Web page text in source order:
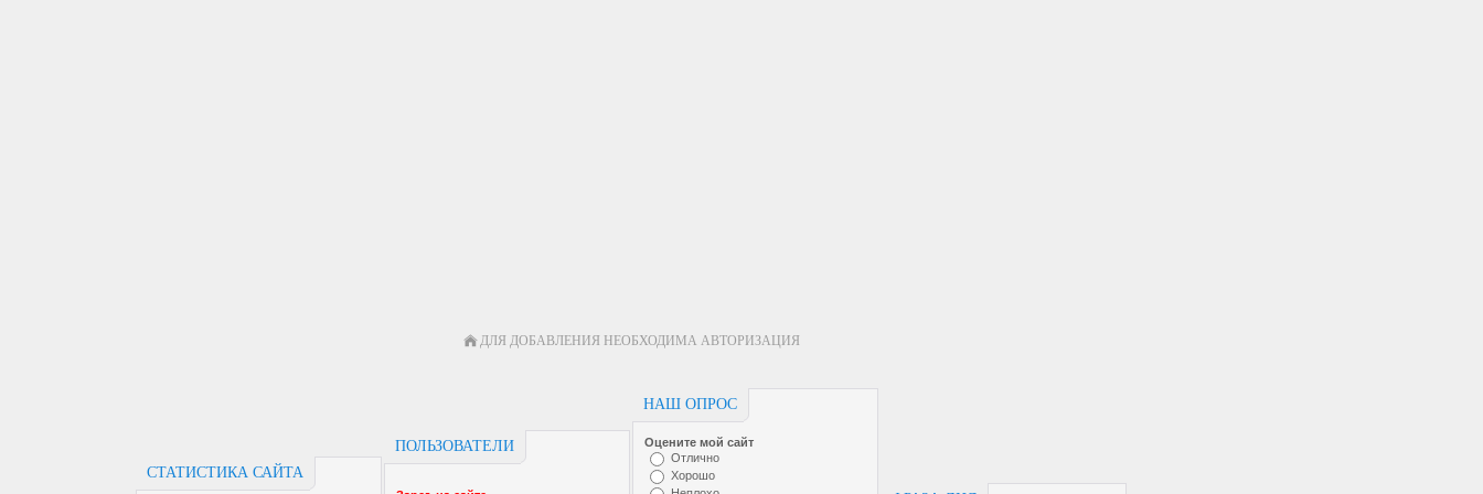
ДЛЯ ДОБАВЛЕНИЯ НЕОБХОДИМА АВТОРИЗАЦИЯ
СТАТИСТИКА САЙТА
ПОЛЬЗОВАТЕЛИ
НАШ ОПРОС
Оцените мой сайт
Отлично
Хорошо